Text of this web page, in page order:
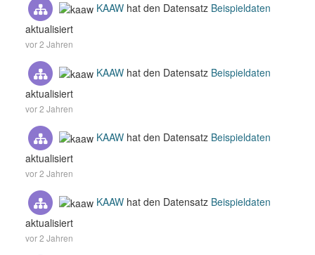
KAAW hat den Datensatz Beispieldaten
aktualisiert
vor 2 Jahren
KAAW hat den Datensatz Beispieldaten
aktualisiert
vor 2 Jahren
KAAW hat den Datensatz Beispieldaten
aktualisiert
vor 2 Jahren
KAAW hat den Datensatz Beispieldaten
aktualisiert
vor 2 Jahren